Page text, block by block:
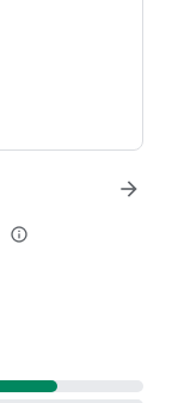
info_outline
arrow_forward